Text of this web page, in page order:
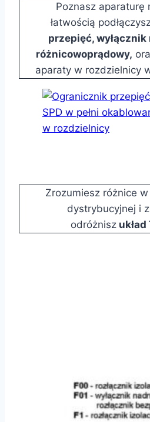
Poznasz aparaturę
łatwością
przepięć,
różnicowoprądowy,
aparaty w rozdzielnicy
Zrozumiesz różnice w
dystrybucyjnej i
odróżnisz układ